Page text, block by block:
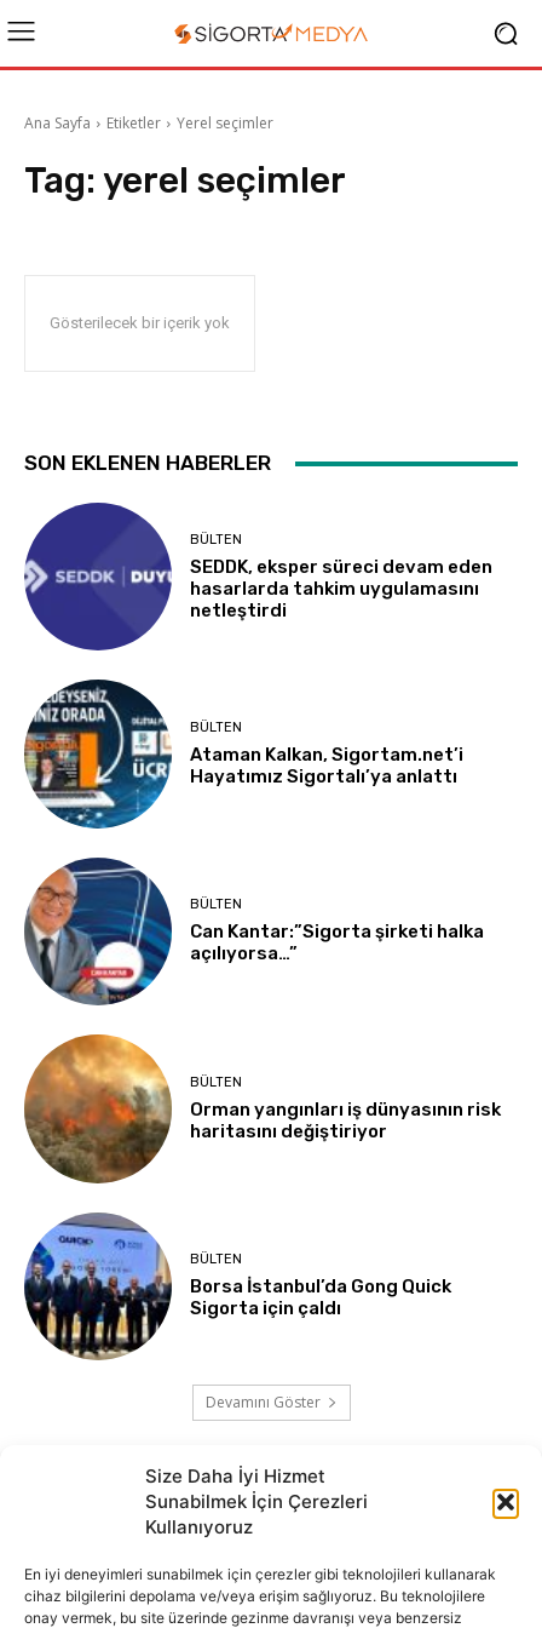
Size Daha İyi Hizmet
Sunabilmek İçin Çerezleri
Kullanıyoruz
En iyi deneyimleri sunabilmek için çerezler gibi teknolojileri kullanarak
cihaz bilgilerini depolama ve/veya erişim sağlıyoruz. Bu teknolojilere
onay vermek, bu site üzerinde gezinme davranışı veya benzersiz
Ana Sayfa Etiketler Yerel seçimler
Tag: yerel seçimler
Gösterilecek bir içerik yok
SON EKLENEN HABERLER
BÜLTEN
SEDDK, eksper süreci devam eden
hasarlarda tahkim uygulamasını
netleştirdi
BÜLTEN
Ataman Kalkan, Sigortam.net’i
Hayatımız Sigortalı’ya anlattı
BÜLTEN
Can Kantar:”Sigorta şirketi halka
açılıyorsa…”
BÜLTEN
Orman yangınları iş dünyasının risk
haritasını değiştiriyor
BÜLTEN
Borsa İstanbul’da Gong Quick
Sigorta için çaldı
Devamını Göster